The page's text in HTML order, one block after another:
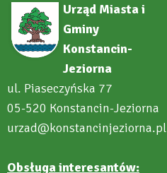
Urząd Miasta i
Gminy
Konstancin-
Jeziorna
ul. Piaseczyńska 77
05-520 Konstancin-Jeziorna
urzad@konstancinjeziorna.pl
Obsługa interesantów: